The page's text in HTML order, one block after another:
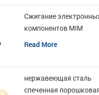
Сжигание
компонентов MIM
металлических деталей
Read More
нержавеющая сталь
спеченная